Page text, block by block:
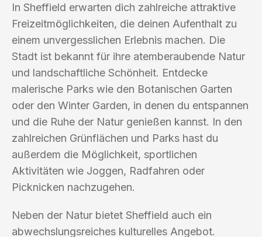
In Sheffield erwarten dich zahlreiche attraktive
Freizeitmöglichkeiten, die deinen Aufenthalt zu
einem unvergesslichen Erlebnis machen. Die
Stadt ist bekannt für ihre atemberaubende Natur
und landschaftliche Schönheit. Entdecke
malerische Parks wie den Botanischen Garten
oder den Winter Garden, in denen du entspannen
und die Ruhe der Natur genießen kannst. In den
zahlreichen Grünflächen und Parks hast du
außerdem die Möglichkeit, sportlichen
Aktivitäten wie Joggen, Radfahren oder
Picknicken nachzugehen.
Neben der Natur bietet Sheffield auch ein
abwechslungsreiches kulturelles Angebot.